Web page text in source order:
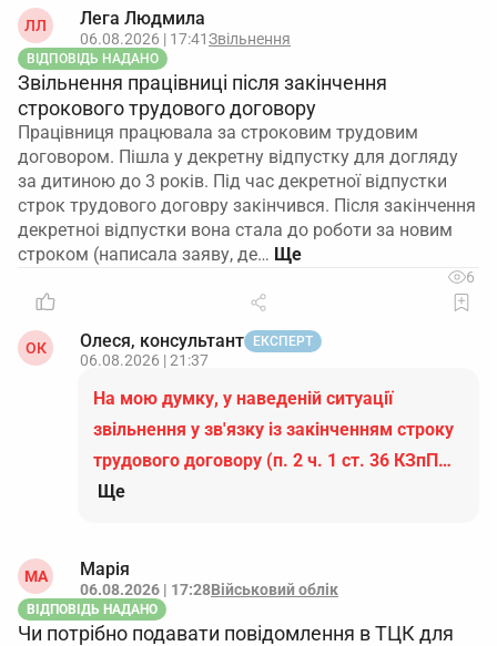
ЛЛ Лега Людмила
06.08.2026 | 17:41Звільнення
ВІДПОВІДЬ НАДАНО
Звільнення працівниці після закінчення
строкового трудового договору
Працівниця працювала за строковим трудовим
договором. Пішла у декретну відпустку для догляду
за дитиною до 3 років. Під час декретної відпустки
строк трудового договру закінчився. Після закінчення
декретноі відпустки вона стала до роботи за новим
строком (написала заяву, де…
6
ОК Олеся, консультант ЕКСПЕРТ
06.08.2026 | 21:37
На мою думку, у наведеній ситуації
звільнення у зв'язку із закінченням строку
трудового договору (п. 2 ч. 1 ст. 36 КЗпП…
Ще
МА Марія
06.08.2026 | 17:28Військовий облік
ВІДПОВІДЬ НАДАНО
Чи потрібно подавати повідомлення в ТЦК для